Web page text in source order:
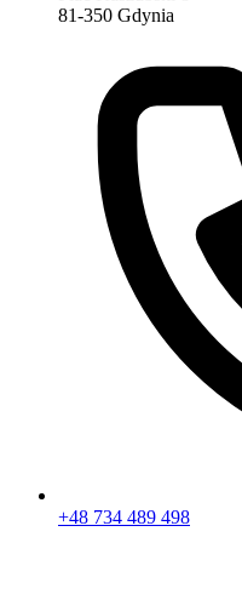
81-350 Gdynia
+48 734 489 498